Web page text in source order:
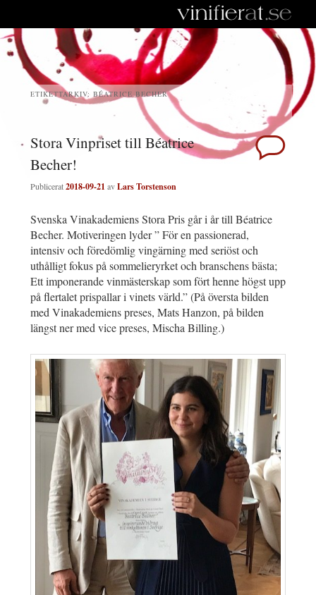
ETIKETTARKIV: BÉATRICE BECHER
Stora Vinpriset till Béatrice
Becher!
Publicerat2018-09-21 avLars Torstenson
Svenska Vinakademiens Stora Pris går i år till Béatrice
Becher. Motiveringen lyder ” För en passionerad,
intensiv och föredömlig vingärning med seriöst och
uthålligt fokus på sommelieryrket och branschens bästa;
Ett imponerande vinmästerskap som fört henne högst upp
på flertalet prispallar i vinets värld.” (På översta bilden
med Vinakademiens preses, Mats Hanzon, på bilden
längst ner med vice preses, Mischa Billing.)